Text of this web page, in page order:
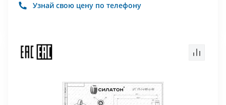
Узнай свою цену по телефону